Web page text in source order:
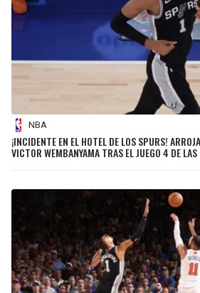
NBA
¡INCIDENTE EN EL HOTEL DE LOS SPURS!
VICTOR WEMBANYAMA TRAS EL JUEGO 4 DE